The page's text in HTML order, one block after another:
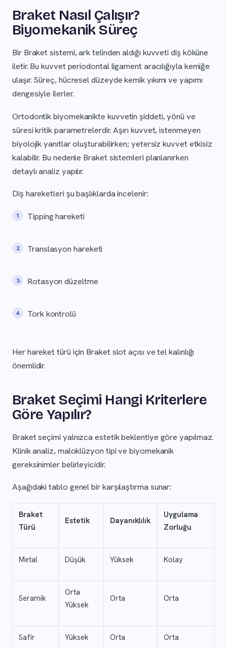
Braket Nasıl Çalışır?
Biyomekanik Süreç
Bir Braket sistemi, ark telinden aldığı kuvveti diş köküne
iletir. Bu kuvvet periodontal ligament aracılığıyla kemiğe
ulaşır. Süreç, hücresel düzeyde kemik yıkımı ve yapımı
dengesiyle ilerler.
Ortodontik biyomekanikte kuvvetin şiddeti, yönü ve
süresi kritik parametrelerdir. Aşırı kuvvet, istenmeyen
biyolojik yanıtlar oluşturabilirken; yetersiz kuvvet etkisiz
kalabilir. Bu nedenle Braket sistemleri planlanırken
detaylı analiz yapılır.
Diş hareketleri şu başlıklarda incelenir:
Tipping hareketi
Translasyon hareketi
Rotasyon düzeltme
Tork kontrolü
Her hareket türü için Braket slot açısı ve tel kalınlığı
önemlidir.
Braket Seçimi Hangi Kriterlere
Göre Yapılır?
Braket seçimi yalnızca estetik beklentiye göre yapılmaz.
Klinik analiz, maloklüzyon tipi ve biyomekanik
gereksinimler belirleyicidir.
Aşağıdaki tablo genel bir karşılaştırma sunar:
Braket
Türü
Estetik Dayanıklılık
Uygulama
Zorluğu
Metal Düşük Yüksek Kolay
Seramik
Orta
Yüksek
Orta Orta
Safir Yüksek Orta Orta